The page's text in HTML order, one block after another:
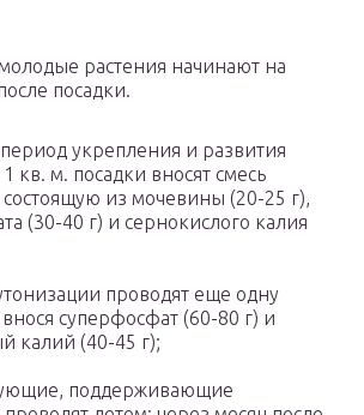
растения начинают на
посадки.
укрепления и развития
кв. м. посадки вносят смесь
из мочевины (20-25 г),
(30-40 г) и сернокислого калия
проводят еще одну
суперфосфат (60-80 г) и
калий (40-45 г);
поддерживающие